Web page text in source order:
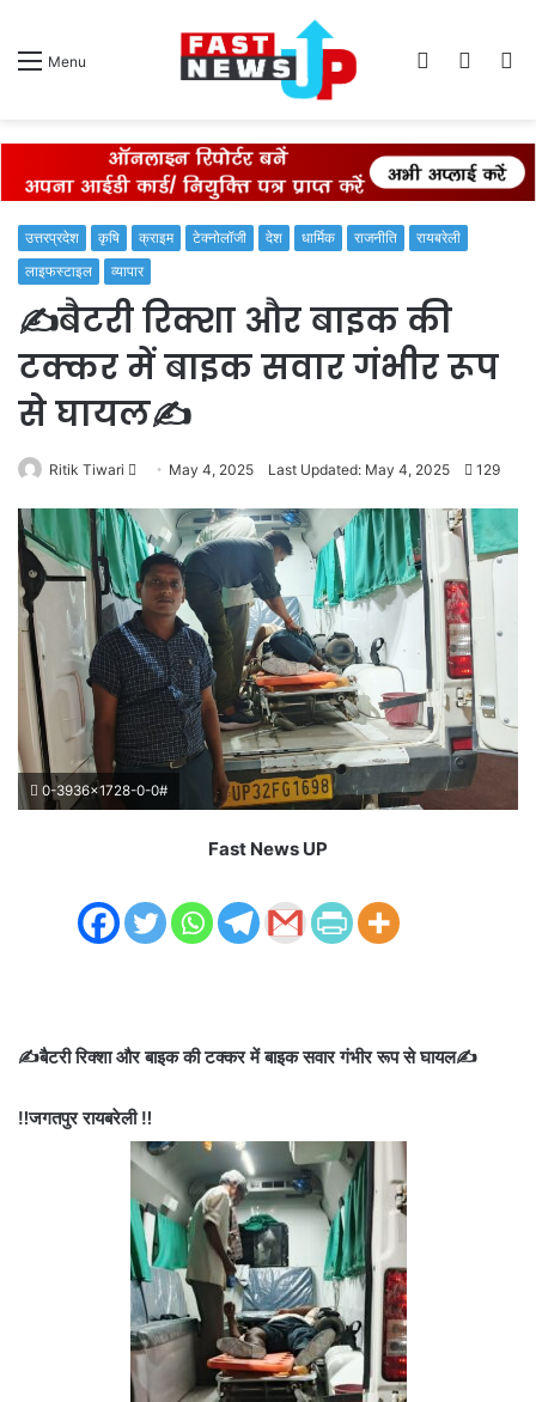
Menu
Switch
Log
उत्तरप्रदेश कृषि क्राइम टेक्नोलॉजी देश धार्मिक राजनीति
रायबरेली
लाइफस्टाइल
व्यापार
✍️बैटरी रिक्शा और बाइक की
टक्कर में बाइक सवार गंभीर रूप
से घायल✍️
Ritik Tiwari
Send
email
May 4, 2025 Last Updated: May 4, 2025 129
0-3936x1728-0-0#
Fast News UP
✍️बैटरी रिक्शा और बाइक की टक्कर में बाइक सवार गंभीर रूप से घायल✍️
‼️जगतपुर रायबरेली ‼️